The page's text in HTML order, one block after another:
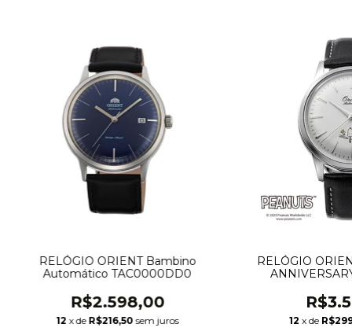
RELÓGIO ORIENT Bambino
Automático TAC0000DD0
R$2.598,00
12 x de R$216,50 sem juros
RELÓGIO
12 x de